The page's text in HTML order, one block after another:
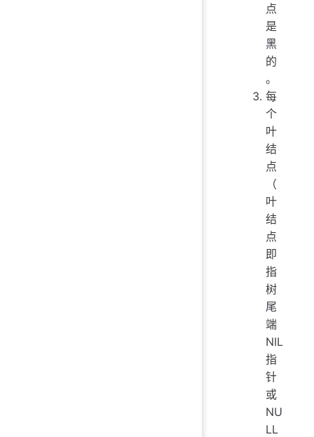
点
是
黑
的
。
每
个
叶
结
点
（
叶
结
点
即
指
树
尾
端
NIL
指
针
或
NU
LL